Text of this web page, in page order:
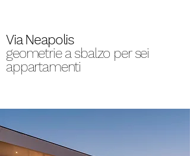
Via Neapolis
geometrie a sbalzo per sei
appartamenti